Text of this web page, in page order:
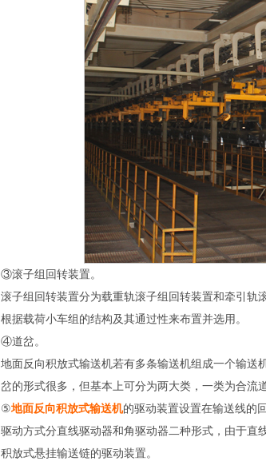
③滚子组回转装置。
滚子组回转装置分为载重轨滚子组回转装置和牵引轨
根据载荷小车组的结构及其通过性来布置并选用。
④道岔。
地面反向积放式输送机若有多条输送机组成一个输送
岔的形式很多，但基本上可分为两大类，一类为合流
⑤地面反向积放式输送机的驱动装置设置在输送线的
驱动方式分直线驱动器和角驱动器二种形式，由于直
积放式悬挂输送链的驱动装置。